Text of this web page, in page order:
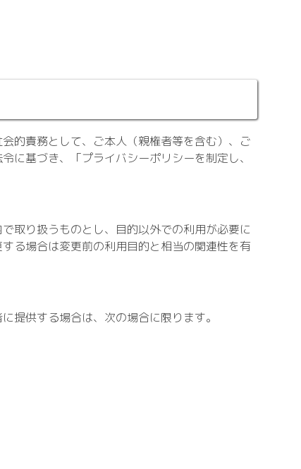
的責務として、ご本人（親権者等を含む）、ご
に基づき、「プライバシーポリシーを制定し、
取り扱うものとし、目的以外での利用が必要に
る場合は変更前の利用目的と相当の関連性を有
提供する場合は、次の場合に限ります。